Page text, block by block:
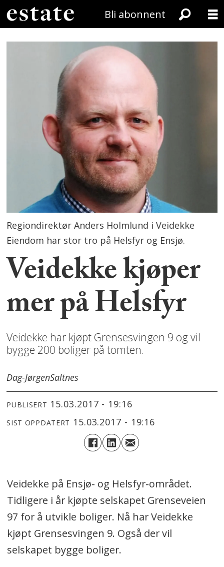
Bli abonnent
Regiondirektør Anders Holmlund i Veidekke
Eiendom har stor tro på Helsfyr og Ensjø.
Veidekke kjøper
mer på Helsfyr
Veidekke har kjøpt Grensesvingen 9 og vil
bygge 200 boliger på tomten.
Dag-JørgenSaltnes
PUBLISERT 15.03.2017 - 19:16
SIST OPPDATERT 15.03.2017 - 19:16
Veidekke på Ensjø- og Helsfyr-området.
Tidligere i år kjøpte selskapet Grenseveien
97 for å utvikle boliger. Nå har Veidekke
kjøpt Grensesvingen 9. Også der vil
selskapet bygge boliger.